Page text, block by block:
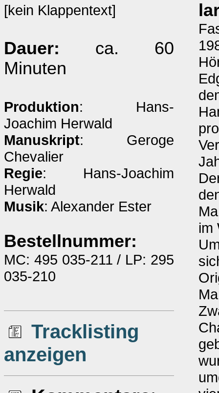
[kein Klappentext]
Dauer: ca. 60
Minuten
Produktion: Hans-
Joachim Herwald
Manuskript: Geroge
Chevalier
Regie: Hans-Joachim
Herwald
Musik: Alexander Ester
Bestellnummer:
MC: 495 035-211 / LP: 295
035-210
Tracklisting
anzeigen
im